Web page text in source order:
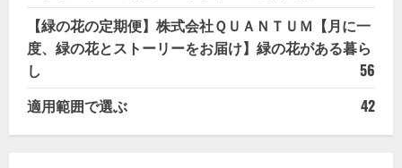
【緑の花の定期便】株式会社ＱＵＡＮＴＵＭ【月に一
度、緑の花とストーリーをお届け】緑の花がある暮ら
し
56
適用範囲で選ぶ
42